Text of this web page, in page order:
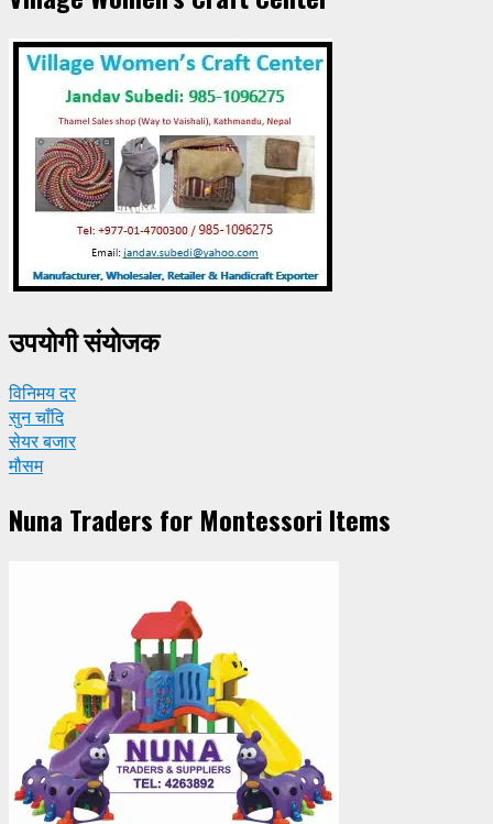
उपयाेगी संयाेजक
विनिमय दर
सुन चाँदि
सेयर बजार
मौसम
Nuna Traders for Montessori Items